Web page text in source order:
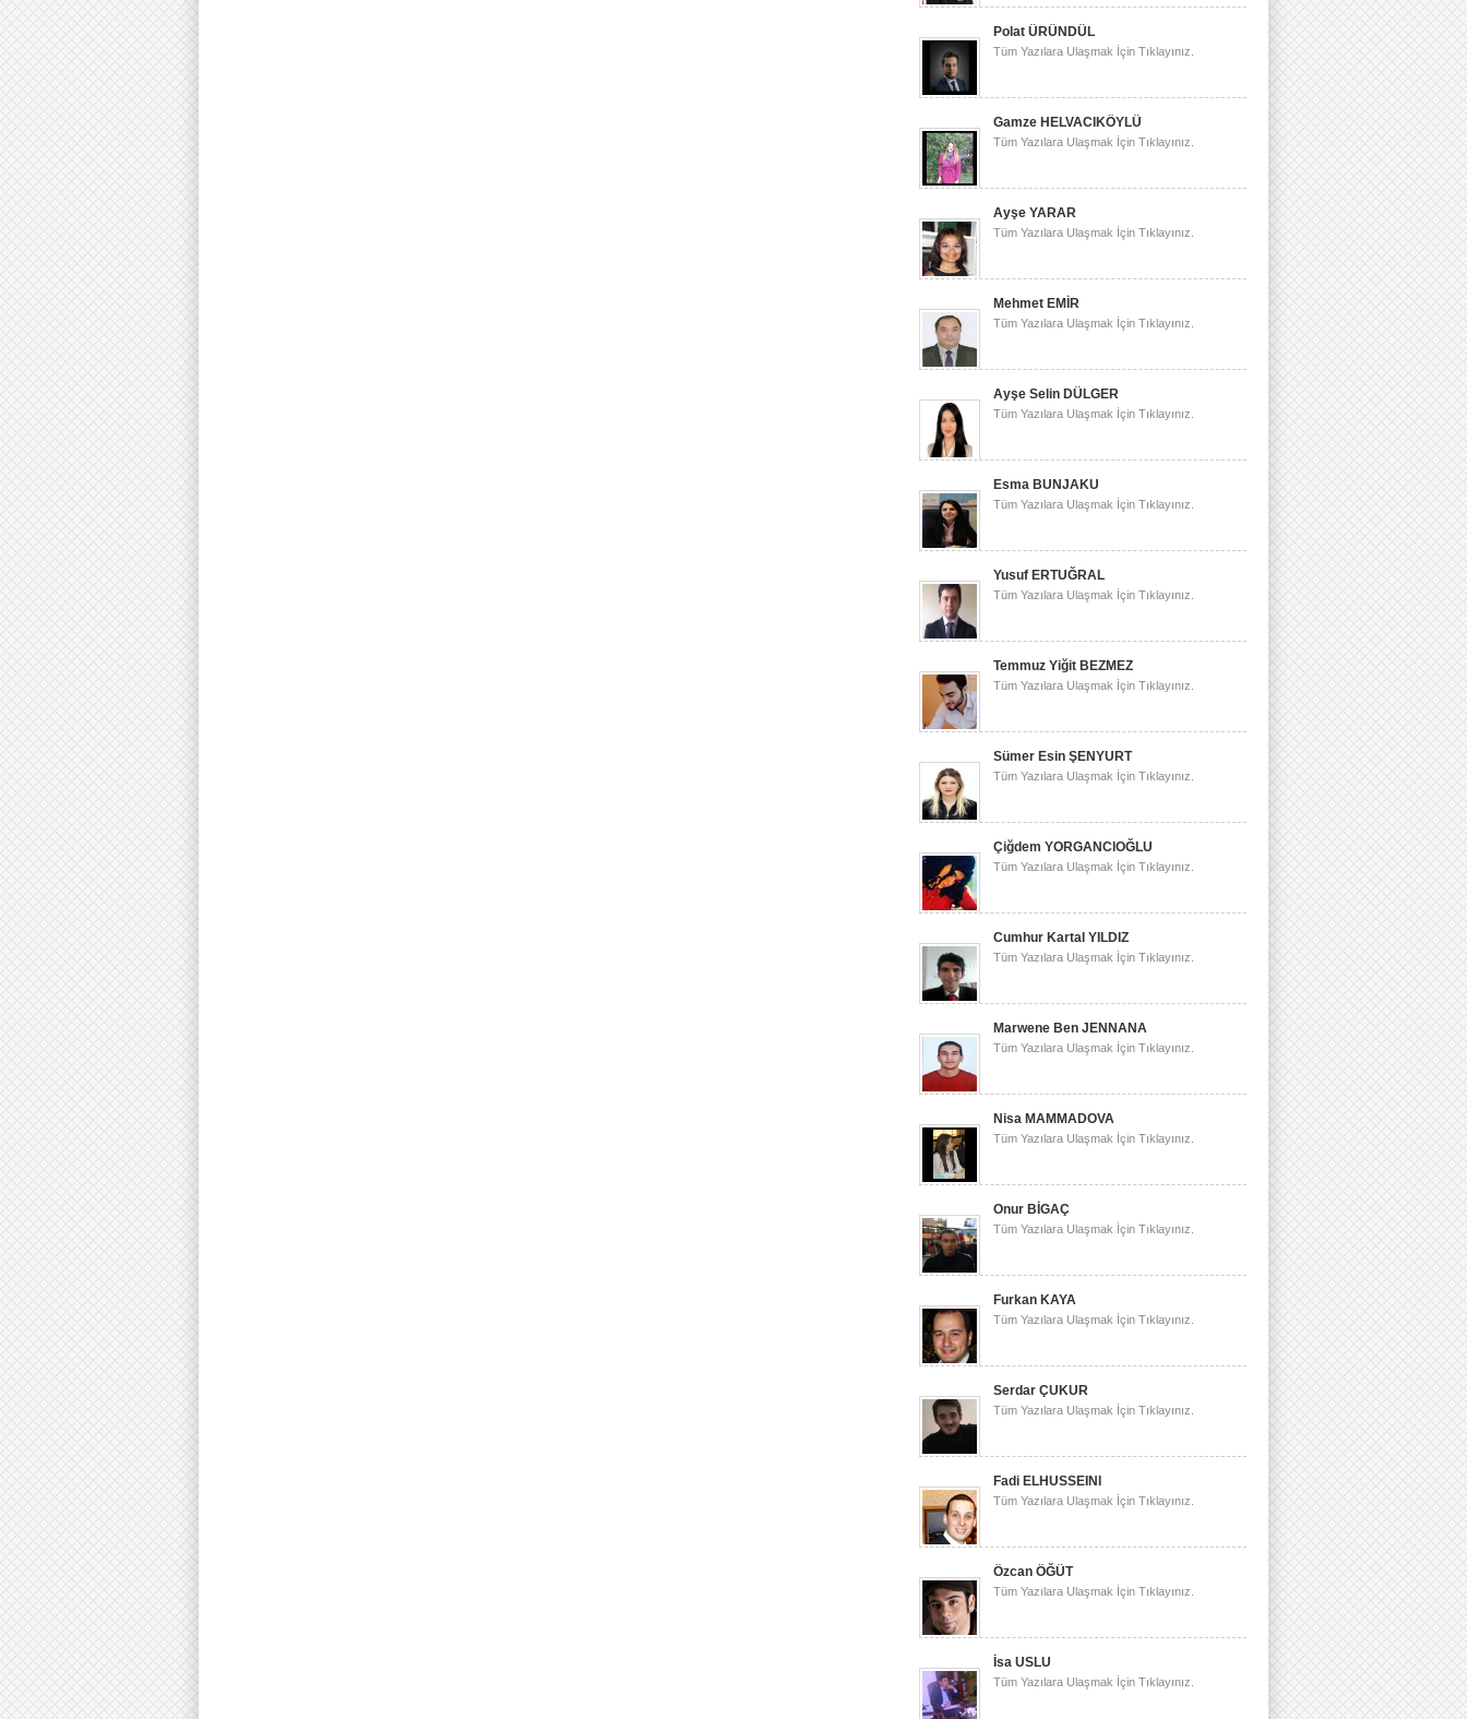
Polat ÜRÜNDÜL
Tüm Yazılara Ulaşmak İçin Tıklayınız.
Gamze HELVACIKÖYLÜ
Tüm Yazılara Ulaşmak İçin Tıklayınız.
Ayşe YARAR
Tüm Yazılara Ulaşmak İçin Tıklayınız.
Mehmet EMİR
Tüm Yazılara Ulaşmak İçin Tıklayınız.
Ayşe Selin DÜLGER
Tüm Yazılara Ulaşmak İçin Tıklayınız.
Esma BUNJAKU
Tüm Yazılara Ulaşmak İçin Tıklayınız.
Yusuf ERTUĞRAL
Tüm Yazılara Ulaşmak İçin Tıklayınız.
Temmuz Yiğit BEZMEZ
Tüm Yazılara Ulaşmak İçin Tıklayınız.
Sümer Esin ŞENYURT
Tüm Yazılara Ulaşmak İçin Tıklayınız.
Çiğdem YORGANCIOĞLU
Tüm Yazılara Ulaşmak İçin Tıklayınız.
Cumhur Kartal YILDIZ
Tüm Yazılara Ulaşmak İçin Tıklayınız.
Marwene Ben JENNANA
Tüm Yazılara Ulaşmak İçin Tıklayınız.
Nisa MAMMADOVA
Tüm Yazılara Ulaşmak İçin Tıklayınız.
Onur BİGAÇ
Tüm Yazılara Ulaşmak İçin Tıklayınız.
Furkan KAYA
Tüm Yazılara Ulaşmak İçin Tıklayınız.
Serdar ÇUKUR
Tüm Yazılara Ulaşmak İçin Tıklayınız.
Fadi ELHUSSEINI
Tüm Yazılara Ulaşmak İçin Tıklayınız.
Özcan ÖĞÜT
Tüm Yazılara Ulaşmak İçin Tıklayınız.
İsa USLU
Tüm Yazılara Ulaşmak İçin Tıklayınız.